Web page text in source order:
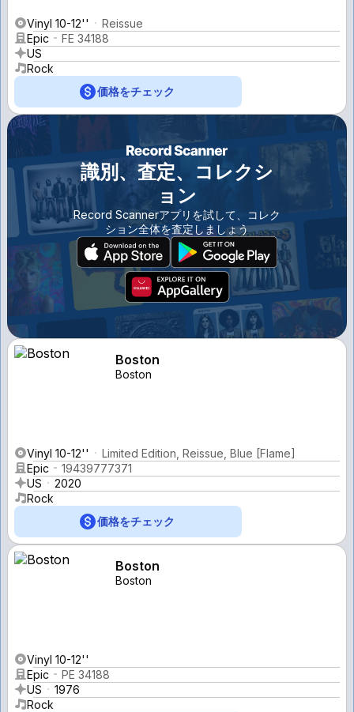
Vinyl 10-12''
Reissue
Epic
FE 34188
US
Rock
価格をチェック
識別、査定、コレクシ
ョン
Record Scannerアプリを試して、コレク
ション全体を査定しましょう
Boston
Boston
Vinyl 10-12''
Limited Edition, Reissue, Blue [Flame]
Epic
19439777371
US
2020
Rock
価格をチェック
Boston
Boston
Vinyl 10-12''
Epic
PE 34188
US
1976
Rock